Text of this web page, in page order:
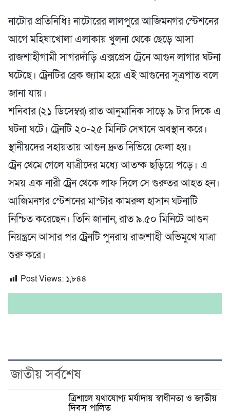
নাটোর প্রতিনিধিঃ নাটোরের লালপুরে আজিমনগর স্টেশনের
আগে মহিষাখোলা এলাকায় খুলনা থেকে ছেড়ে আসা
রাজশাহীগামী সাগরদাঁড়ি এক্সপ্রেস ট্রেনে আগুন লাগার ঘটনা
ঘটেছে। ট্রেনটির ব্রেক জ্যাম হয়ে এই আগুনের সূত্রপাত বলে
জানা যায়।
শনিবার (২১ ডিসেম্বর) রাত আনুমানিক সাড়ে ৯ টার দিকে এ
ঘটনা ঘটে। ট্রেনটি ২০-২৫ মিনিট সেখানে অবস্থান করে।
স্থানীয়দের সহায়তায় আগুন দ্রুত নিভিয়ে ফেলা হয়।
ট্রেন থেমে গেলে যাত্রীদের মধ্যে আতন্ক ছড়িয়ে পড়ে। এ
সময় এক নারী ট্রেন থেকে লাফ দিলে সে গুরুতর আহত হন।
আজিমনগর স্টেশনের মাস্টার কামরুল হাসান ঘটনাটি
নিশ্চিত করেছেন। তিনি জানান, রাত ৯.৫০ মিনিটে আগুন
নিয়ন্ত্রনে আসার পর ট্রেনটি পুনরায় রাজশাহী অভিমুখে যাত্রা
শুরু করে।
Post Views: ১,৮৪৪
জাতীয় সর্বশেষ
ত্রিশালে যথাযোগ্য মর্যাদায় স্বাধীনতা ও জাতীয়
দিবস পালিত